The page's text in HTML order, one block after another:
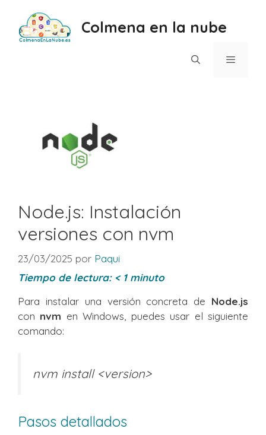
contenido
Colmena en la nube
Node.js: Instalación
versiones con nvm
23/03/2025 por Paqui
Tiempo de lectura: < 1 minuto
Para instalar una versión concreta de Node.js
con nvm en Windows, puedes usar el siguiente
comando:
nvm install <version>
Pasos detallados